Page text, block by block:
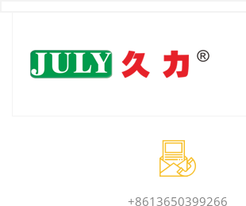
+8613650399266